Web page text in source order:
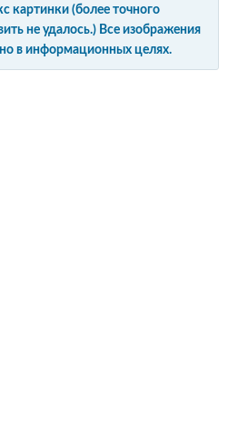
картинки (более точного
не удалось.) Все изображения
в информационных целях.